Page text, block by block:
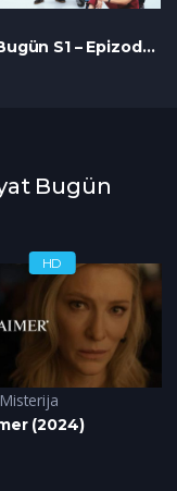
Hayat Bugün S1 – Epizoda 08
Bugün
HD
Misterija
(2024)